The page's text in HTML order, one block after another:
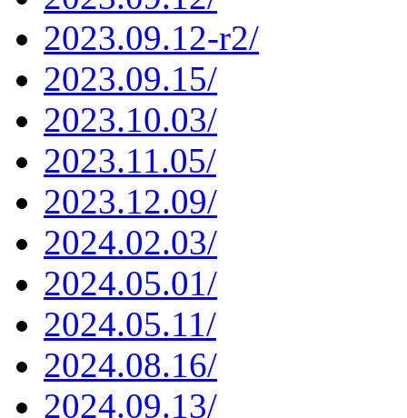
2023.09.12-r2/
2023.09.15/
2023.10.03/
2023.11.05/
2023.12.09/
2024.02.03/
2024.05.01/
2024.05.11/
2024.08.16/
2024.09.13/